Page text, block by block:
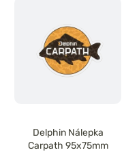
Delphin Nálepka
Carpath 95x75mm